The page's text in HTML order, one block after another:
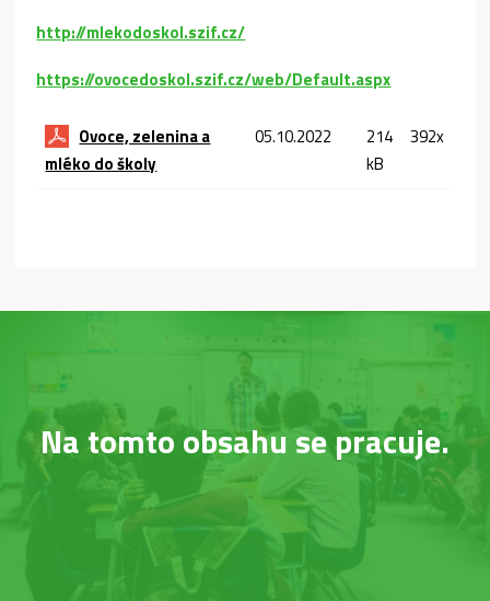
http://mlekodoskol.szif.cz/
https://ovocedoskol.szif.cz/web/Default.aspx
Ovoce, zelenina a
mléko do školy
05.10.2022
214
kB
392x
Na tomto obsahu se pracuje.